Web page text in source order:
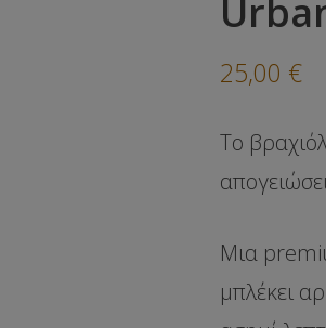
25,00 €
Το
Μια
μπλέκει